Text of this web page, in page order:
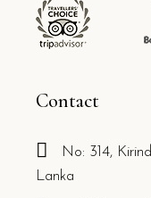
Contact
No: 314,
Lanka